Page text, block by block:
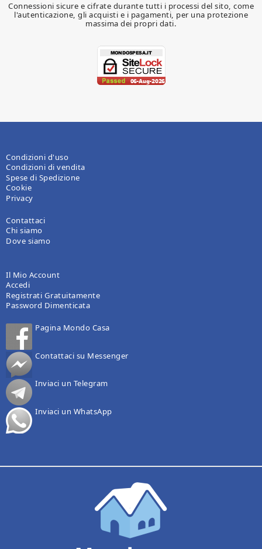
Connessioni sicure e cifrate durante tutti i processi del sito, come
l'autenticazione, gli acquisti e i pagamenti, per una protezione
massima dei propri dati.
Condizioni d'uso
Condizioni di vendita
Spese di Spedizione
Cookie
Privacy
Contattaci
Chi siamo
Dove siamo
Il Mio Account
Accedi
Registrati Gratuitamente
Password Dimenticata
Pagina Mondo Casa
Contattaci su Messenger
Inviaci un Telegram
Inviaci un WhatsApp